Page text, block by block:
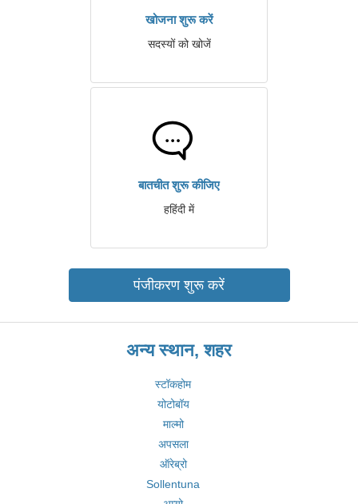
खोजना शुरू करें
सदस्यों को खोजें
बातचीत शुरू कीजिए
हहिंदी में
पंजीकरण शुरू करें
अन्य स्थान, शहर
स्टॉकहोम
योटोबॉय
माल्मो
अपसला
ऑरेब्रो
Sollentuna